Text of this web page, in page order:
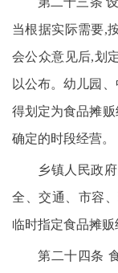
当根据实际需要,
会公众意见后,划
以公布。幼儿园
得划定为食品摊
确定的时段经营。
乡镇人民政
全、交通、市容
临时指定食品摊贩
第二十四条